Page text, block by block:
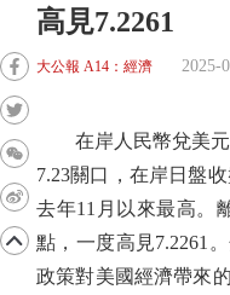
高見7.2261
大公報 A14：經濟 2025-
在岸人民幣兌美元
7.23關口，在岸日盤
去年11月以來最高。
點，一度高見7.2261
政策對美國經濟帶來